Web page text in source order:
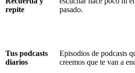
repite
pasado.
Tus podcasts
diarios
Episodios de podcasts
creemos que te van a